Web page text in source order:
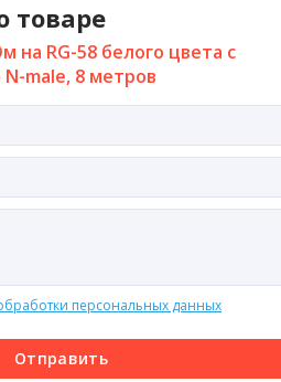
товаре
на RG-58 белого цвета с
male, 8 метров
персональных данных
Отправить